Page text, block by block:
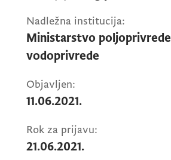
u radna tijela organa državne
sprovođenju javne rasprave
zakona i strategija (“Službeni
za izbor jednog predstavnika
organizacija u radnoj grupi
2026. godina“, sa akcionim
2023. godinu.
Nadležna institucija:
Ministarstvo
vodoprivrede
Objavljen:
11.06.2021.
Rok za prijavu:
21.06.2021.